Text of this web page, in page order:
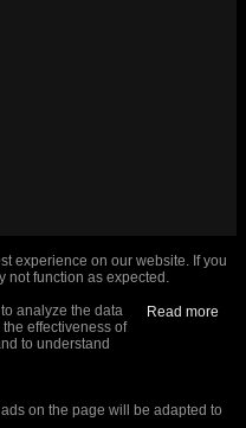
experience on our website. If you
not function as expected.
Read more
analyze the data
effectiveness of
to understand
ads on the page will be adapted to